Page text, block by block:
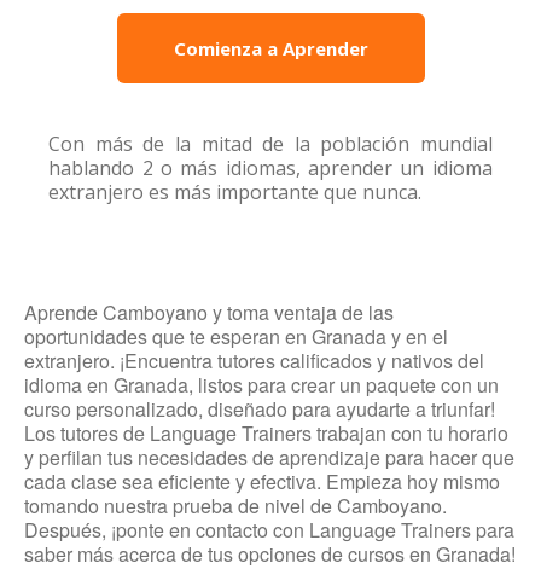
Comienza a Aprender
Con más de la mitad de la población mundial
hablando 2 o más idiomas, aprender un idioma
extranjero es más importante que nunca.
Aprende Camboyano y toma ventaja de las
oportunidades que te esperan en Granada y en el
extranjero. ¡Encuentra tutores calificados y nativos del
idioma en Granada, listos para crear un paquete con un
curso personalizado, diseñado para ayudarte a triunfar!
Los tutores de Language Trainers trabajan con tu horario
y perfilan tus necesidades de aprendizaje para hacer que
cada clase sea eficiente y efectiva. Empieza hoy mismo
tomando nuestra prueba de nivel de Camboyano.
Después, ¡ponte en contacto con Language Trainers para
saber más acerca de tus opciones de cursos en Granada!